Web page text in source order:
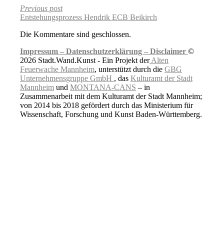
Previous post
Entstehungsprozess Hendrik ECB Beikirch
Die Kommentare sind geschlossen.
Impressum – Datenschutzerklärung – Disclaimer ©
2026 Stadt.Wand.Kunst - Ein Projekt derAlten
Feuerwache Mannheim, unterstützt durch die GBG
Unternehmensgruppe GmbH , das Kulturamt der Stadt
Mannheim und MONTANA-CANS – in
Zusammenarbeit mit dem Kulturamt der Stadt Mannheim;
von 2014 bis 2018 gefördert durch das Ministerium für
Wissenschaft, Forschung und Kunst Baden-Württemberg.